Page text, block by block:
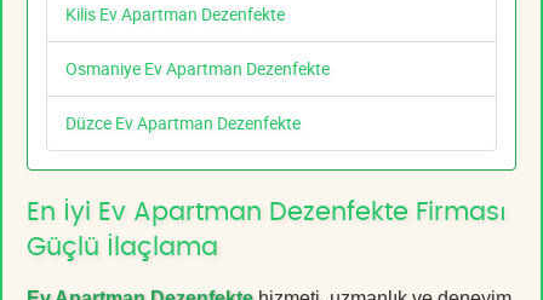
Kilis Ev Apartman Dezenfekte
Osmaniye Ev Apartman Dezenfekte
Düzce Ev Apartman Dezenfekte
En İyi Ev Apartman Dezenfekte Firması
Güçlü İlaçlama